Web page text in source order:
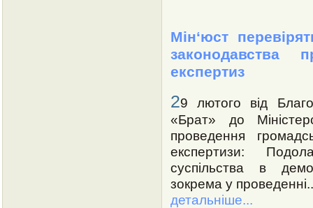
Мін‘юст
законодавства
експертиз
29 лютого від
«Брат» до
проведення
експертизи:
суспільства в
зокрема у
детальніше...